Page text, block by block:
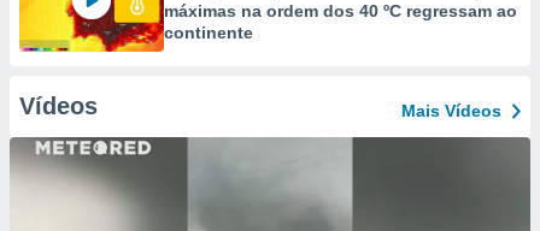
máximas na ordem dos 40 ºC regressam ao
continente
Vídeos Mais Vídeos